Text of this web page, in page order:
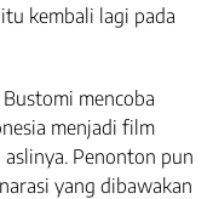
kembali lagi pada
mencoba
menjadi film
Penonton pun
yang dibawakan